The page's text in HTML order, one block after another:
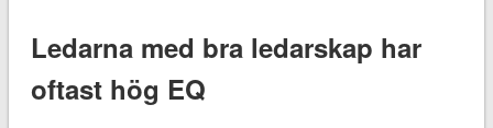
Ledarna med bra ledarskap har
oftast hög EQ